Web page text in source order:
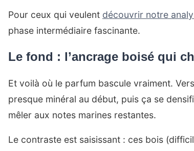
Pour ceux qui veulent découvrir notre
phase intermédiaire fascinante.
Le fond : l’ancrage boisé qui
Et voilà où le parfum bascule vraiment.
presque minéral au début, puis ça se
mêler aux notes marines restantes.
Le contraste est saisissant : ces bois